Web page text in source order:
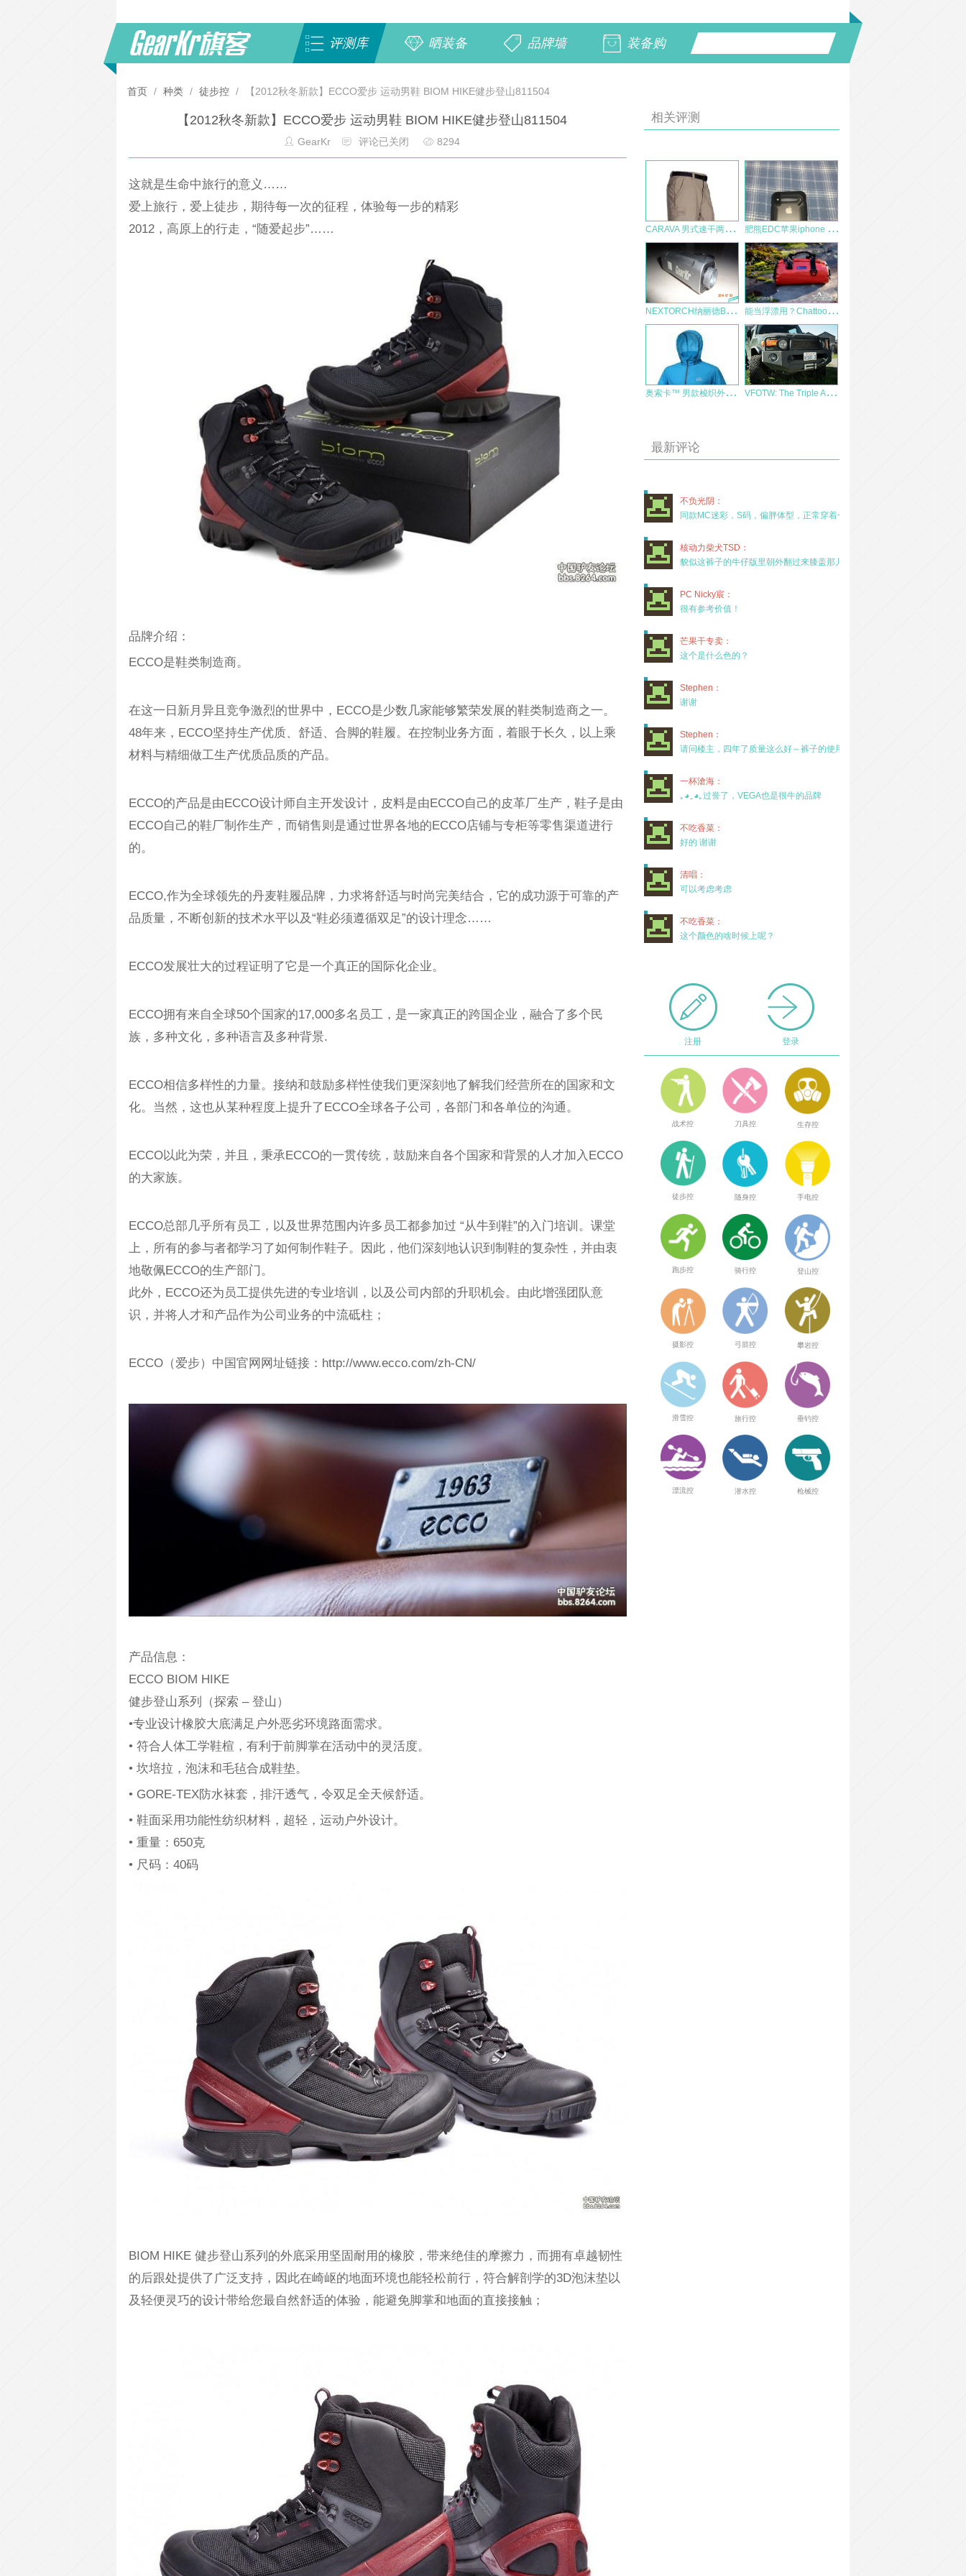
评测库 晒装备 品牌墙 装备购
首页 / 种类 / 徒步控 / 【2012秋冬新款】ECCO爱步 运动男鞋 BIOM HIKE健步登山811504
【2012秋冬新款】ECCO爱步 运动男鞋 BIOM HIKE健步登山811504
GearKr 评论已关闭 8294
这就是生命中旅行的意义……
爱上旅行，爱上徒步，期待每一次的征程，体验每一步的精彩
2012，高原上的行走，“随爱起步”……
品牌介绍：
ECCO是鞋类制造商。
在这一日新月异且竞争激烈的世界中，ECCO是少数几家能够繁荣发展的鞋类制造商之一。
48年来，ECCO坚持生产优质、舒适、合脚的鞋履。在控制业务方面，着眼于长久，以上乘
材料与精细做工生产优质品质的产品。
ECCO的产品是由ECCO设计师自主开发设计，皮料是由ECCO自己的皮革厂生产，鞋子是由
ECCO自己的鞋厂制作生产，而销售则是通过世界各地的ECCO店铺与专柜等零售渠道进行
的。
ECCO,作为全球领先的丹麦鞋履品牌，力求将舒适与时尚完美结合，它的成功源于可靠的产
品质量，不断创新的技术水平以及“鞋必须遵循双足”的设计理念……
ECCO发展壮大的过程证明了它是一个真正的国际化企业。
ECCO拥有来自全球50个国家的17,000多名员工，是一家真正的跨国企业，融合了多个民
族，多种文化，多种语言及多种背景.
ECCO相信多样性的力量。接纳和鼓励多样性使我们更深刻地了解我们经营所在的国家和文
化。当然，这也从某种程度上提升了ECCO全球各子公司，各部门和各单位的沟通。
ECCO以此为荣，并且，秉承ECCO的一贯传统，鼓励来自各个国家和背景的人才加入ECCO
的大家族。
ECCO总部几乎所有员工，以及世界范围内许多员工都参加过 “从牛到鞋”的入门培训。课堂
上，所有的参与者都学习了如何制作鞋子。因此，他们深刻地认识到制鞋的复杂性，并由衷
地敬佩ECCO的生产部门。
此外，ECCO还为员工提供先进的专业培训，以及公司内部的升职机会。由此增强团队意
识，并将人才和产品作为公司业务的中流砥柱；
ECCO（爱步）中国官网网址链接：http://www.ecco.com/zh-CN/
产品信息：
ECCO BIOM HIKE
健步登山系列（探索 – 登山）
•专业设计橡胶大底满足户外恶劣环境路面需求。
• 符合人体工学鞋楦，有利于前脚掌在活动中的灵活度。
• 坎培拉，泡沫和毛毡合成鞋垫。
• GORE-TEX防水袜套，排汗透气，令双足全天候舒适。
• 鞋面采用功能性纺织材料，超轻，运动户外设计。
• 重量：650克
• 尺码：40码
BIOM HIKE 健步登山系列的外底采用坚固耐用的橡胶，带来绝佳的摩擦力，而拥有卓越韧性
的后跟处提供了广泛支持，因此在崎岖的地面环境也能轻松前行，符合解剖学的3D泡沫垫以
及轻便灵巧的设计带给您最自然舒适的体验，能避免脚掌和地面的直接接触；
相关评测
C
ARAVA 男式速干两节裤体验报告 肥
熊EDC苹果iphone X战术防摔手机壳评测感受
N
EXTORCH纳丽德B10骑行灯评测 能
当浮漂用？Chattooga防水旅行包
奥
索卡™ 男款梭织外套超轻风衣测评报告 V
FOTW: The Triple Aught Design FJ Cruiser TAD创始人改装的酷路泽
最新评论
不负光阴：
同款MC迷彩，S码，偏胖体型，正常穿着一年半，没
核动力柴犬TSD：
貌似这裤子的牛仔版里朝外翻过来膝盖那儿有放护膝的
PC Nicky宸：
很有参考价值！
芒果干专卖：
这个是什么色的？
Stephen：
谢谢
Stephen：
请问楼主，四年了质量这么好～裤子的使用率高吗？
一杯滄海：
｡◕‿◕｡过誉了，VEGA也是很牛的品牌
不吃香菜：
好的 谢谢
清唱：
可以考虑考虑
不吃香菜：
这个颜色的啥时候上呢？
注册 登录
战术控 刀具控 生存控
徒步控 随身控 手电控
跑步控 骑行控 登山控
摄影控 弓箭控 攀岩控
滑雪控 旅行控 垂钓控
漂流控 潜水控 枪械控